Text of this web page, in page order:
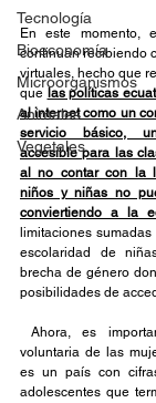
Tecnología
Bioeconomía
Microorganismos
Animales
Vegetales
En este momento,
continuan recibiendo
virtuales, hecho que
que las políticas
al internet como un
servicio básico,
accesible para las
al no contar con la
niños y niñas no
conviertiendo a la
limitaciones
escolaridad de
brecha de género
posibilidades de
Ahora, es importante considerar la renuncia
voluntaria de las
es un país con
adolescentes que